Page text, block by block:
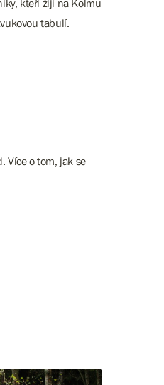
kteří žijí na Kolmu
tabulí.
Více o tom, jak se